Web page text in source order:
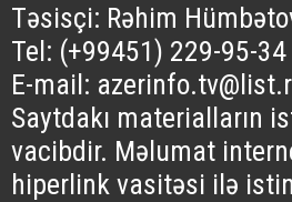
Təsisçi: Rəhim
Tel: (+99451) 229-95-34
E-mail:
Saytdakı materialların
vacibdir. Məlumat
hiperlink vasitəsi ilə